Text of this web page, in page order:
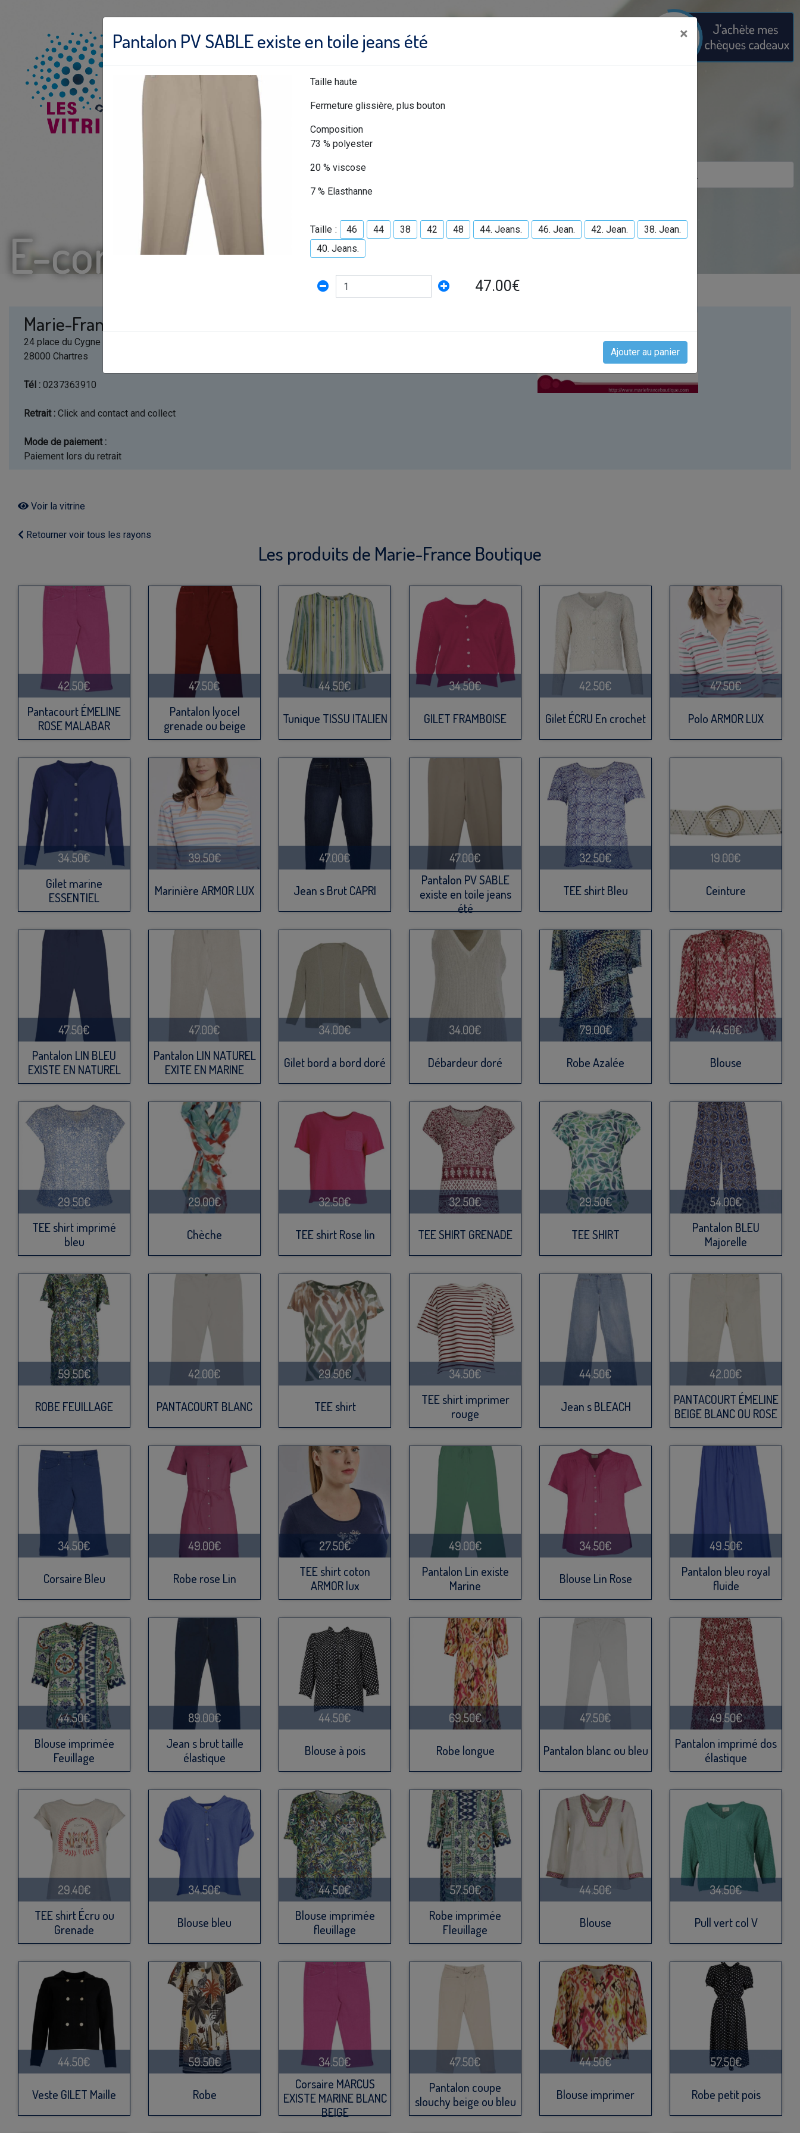
E-commerce
Marie-France Boutique
24 place du Cygne
28000 Chartres
Tél : 0237363910
Retrait : Click and contact and collect
Mode de paiement :
Paiement lors du retrait
Voir la vitrine
Retourner voir tous les rayons
Les produits de Marie-France Boutique
42.50€
Pantacourt ÉMELINE
ROSE MALABAR
47.50€
Pantalon lyocel
grenade ou beige
44.50€
Tunique TISSU ITALIEN
34.50€
GILET FRAMBOISE
42.50€
Gilet ÉCRU En crochet
47.50€
Polo ARMOR LUX
34.50€
Gilet marine
ESSENTIEL
39.50€
Marinière ARMOR LUX
47.00€
Jean s Brut CAPRI
47.00€
Pantalon PV SABLE
existe en toile jeans
été
Pantalon PV SABLE existe en toile jeans été ×
Taille haute
Fermeture glissière, plus bouton
Composition
73 % polyester
20 % viscose
7 % Elasthanne
Taille : 46 44 38 42 48 44. Jeans. 46. Jean. 42. Jean.
38. Jean.
40. Jeans.
47.00€
Ajouter au panier
32.50€
TEE shirt Bleu
19.00€
Ceinture
47.50€
Pantalon LIN BLEU
EXISTE EN NATUREL
47.00€
Pantalon LIN NATUREL
EXITE EN MARINE
34.00€
Gilet bord a bord doré
34.00€
Débardeur doré
79.00€
Robe Azalée
44.50€
Blouse
29.50€
TEE shirt imprimé
bleu
29.00€
Chèche
32.50€
TEE shirt Rose lin
32.50€
TEE SHIRT GRENADE
29.50€
TEE SHIRT
54.00€
Pantalon BLEU
Majorelle
59.50€
ROBE FEUILLAGE
42.00€
PANTACOURT BLANC
29.50€
TEE shirt
34.50€
TEE shirt imprimer
rouge
44.50€
Jean s BLEACH
42.00€
PANTACOURT ÉMELINE
BEIGE BLANC OU ROSE
34.50€
Corsaire Bleu
49.00€
Robe rose Lin
27.50€
TEE shirt coton
ARMOR lux
49.00€
Pantalon Lin existe
Marine
34.50€
Blouse Lin Rose
49.50€
Pantalon bleu royal
fluide
44.50€
Blouse imprimée
Feuillage
89.00€
Jean s brut taille
élastique
44.50€
Blouse à pois
69.50€
Robe longue
47.50€
Pantalon blanc ou bleu
49.50€
Pantalon imprimé dos
élastique
29.40€
TEE shirt Écru ou
Grenade
34.50€
Blouse bleu
44.50€
Blouse imprimée
fleuillage
57.50€
Robe imprimée
Fleuillage
44.50€
Blouse
34.50€
Pull vert col V
44.50€
Veste GILET Maille
59.50€
Robe
34.50€
Corsaire MARCUS
EXISTE MARINE BLANC
BEIGE
47.50€
Pantalon coupe
slouchy beige ou bleu
44.50€
Blouse imprimer
57.50€
Robe petit pois